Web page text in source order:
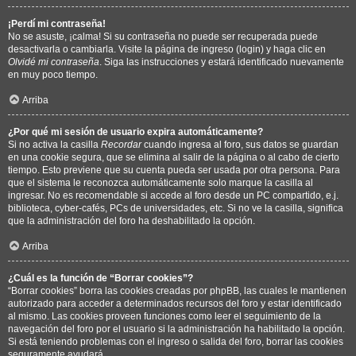
¡Perdí mi contraseña!
No se asuste, ¡calma! Si su contraseña no puede ser recuperada puede
desactivarla o cambiarla. Visite la página de ingreso (login) y haga clic en
Olvidé mi contraseña . Siga las instrucciones y estará identificado nuevamente
en muy poco tiempo.
Arriba
¿Por qué mi sesión de usuario expira automáticamente?
Si no activa la casilla Recordarcuando ingresa al foro, sus datos se guardan
en una cookie segura, que se elimina al salir de la página o al cabo de cierto
tiempo. Esto previene que su cuenta pueda ser usada por otra persona. Para
que el sistema le reconozca automáticamente solo marque la casilla al
ingresar. No es recomendable si accede al foro desde un PC compartido, e.j.
biblioteca, cyber-cafés, PCs de universidades, etc. Si no ve la casilla, significa
que la administración del foro ha deshabilitado la opción.
Arriba
¿Cuál es la función de “Borrar cookies”?
“Borrar cookies” borra las cookies creadas por phpBB, las cuales le mantienen
autorizado para acceder a determinados recursos del foro y estar identificado
al mismo. Las cookies proveen funciones como leer el seguimiento de la
navegación del foro por el usuario si la administración ha habilitado la opción.
Si está teniendo problemas con el ingreso o salida del foro, borrar las cookies